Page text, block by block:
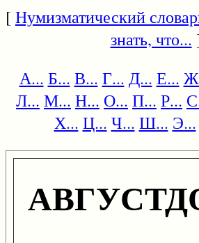
[Нумизматический
знать, что...
А... Б... В... Г... Д... Е...
Л... М... Н... О... П... Р...
Х... Ц... Ч... Ш... Э...